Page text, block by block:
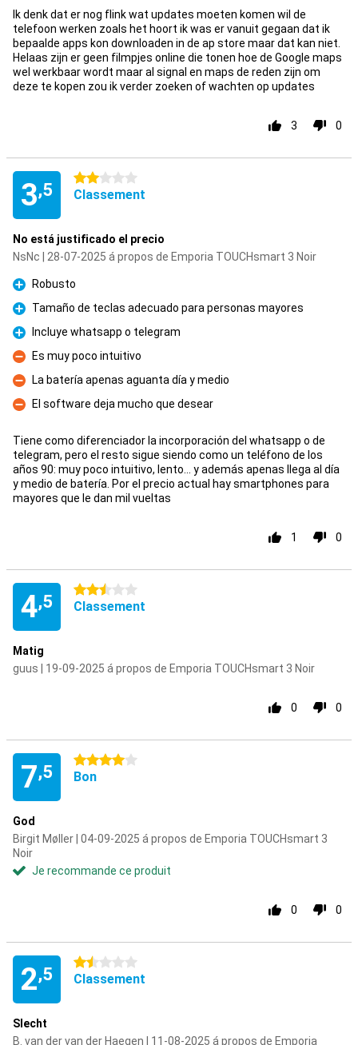
Ik denk dat er nog flink wat updates moeten komen wil de
telefoon werken zoals het hoort ik was er vanuit gegaan dat ik
bepaalde apps kon downloaden in de ap store maar dat kan niet.
Helaas zijn er geen filmpjes online die tonen hoe de Google maps
wel werkbaar wordt maar al signal en maps de reden zijn om
deze te kopen zou ik verder zoeken of wachten op updates
3 0
3,5
2 étoiles
Classement
No está justificado el precio
NsNc | 28-07-2025 á propos de Emporia TOUCHsmart 3 Noir
Pour
Robusto
Pour
Tamaño de teclas adecuado para personas mayores
Pour
Incluye whatsapp o telegram
Contre
Es muy poco intuitivo
Contre
La batería apenas aguanta día y medio
Contre
El software deja mucho que desear
Tiene como diferenciador la incorporación del whatsapp o de
telegram, pero el resto sigue siendo como un teléfono de los
años 90: muy poco intuitivo, lento... y además apenas llega al día
y medio de batería. Por el precio actual hay smartphones para
mayores que le dan mil vueltas
1 0
4,5
2.5 étoiles
Classement
Matig
guus | 19-09-2025 á propos de Emporia TOUCHsmart 3 Noir
0 0
7,5
4 étoiles
Bon
God
Birgit Møller | 04-09-2025 á propos de Emporia TOUCHsmart 3
Noir
Je recommande ce produit
0 0
2,5
1.5 étoiles
Classement
Slecht
B. van der van der Haegen | 11-08-2025 á propos de Emporia